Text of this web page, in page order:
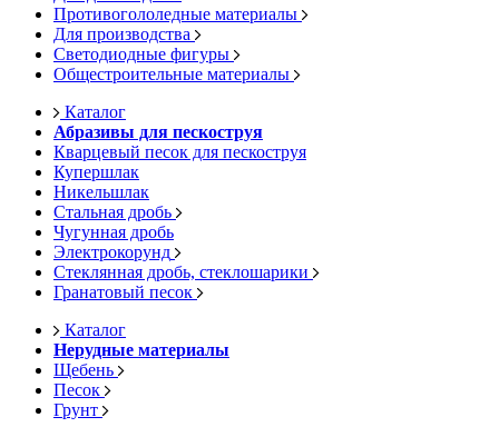
Противогололедные материалы
Для производства
Светодиодные фигуры
Общестроительные материалы
Каталог
Абразивы для пескоструя
Кварцевый песок для пескоструя
Купершлак
Никельшлак
Стальная дробь
Чугунная дробь
Электрокорунд
Стеклянная дробь, стеклошарики
Гранатовый песок
Каталог
Нерудные материалы
Щебень
Песок
Грунт